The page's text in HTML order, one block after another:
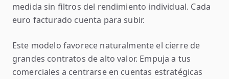
medida sin filtros del rendimiento individual. Cada
euro facturado cuenta para subir.
Este modelo favorece naturalmente el cierre de
grandes contratos de alto valor. Empuja a tus
comerciales a centrarse en cuentas estratégicas